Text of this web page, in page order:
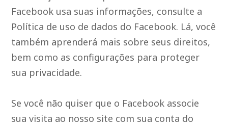
Facebook usa suas informações, consulte a
Política de uso de dados do Facebook. Lá, você
também aprenderá mais sobre seus direitos,
bem como as configurações para proteger
sua privacidade.
Se você não quiser que o Facebook associe
sua visita ao nosso site com sua conta do